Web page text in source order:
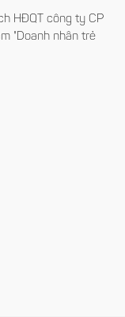
HĐQT công ty CP
"Doanh nhân trẻ